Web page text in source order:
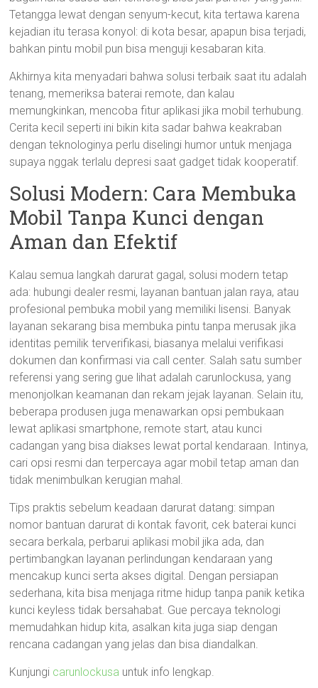
Tetangga lewat dengan senyum-kecut, kita tertawa karena
kejadian itu terasa konyol: di kota besar, apapun bisa terjadi,
bahkan pintu mobil pun bisa menguji kesabaran kita.
Akhirnya kita menyadari bahwa solusi terbaik saat itu adalah
tenang, memeriksa baterai remote, dan kalau
memungkinkan, mencoba fitur aplikasi jika mobil terhubung.
Cerita kecil seperti ini bikin kita sadar bahwa keakraban
dengan teknologinya perlu diselingi humor untuk menjaga
supaya nggak terlalu depresi saat gadget tidak kooperatif.
Solusi Modern: Cara Membuka
Mobil Tanpa Kunci dengan
Aman dan Efektif
Kalau semua langkah darurat gagal, solusi modern tetap
ada: hubungi dealer resmi, layanan bantuan jalan raya, atau
profesional pembuka mobil yang memiliki lisensi. Banyak
layanan sekarang bisa membuka pintu tanpa merusak jika
identitas pemilik terverifikasi, biasanya melalui verifikasi
dokumen dan konfirmasi via call center. Salah satu sumber
referensi yang sering gue lihat adalah carunlockusa, yang
menonjolkan keamanan dan rekam jejak layanan. Selain itu,
beberapa produsen juga menawarkan opsi pembukaan
lewat aplikasi smartphone, remote start, atau kunci
cadangan yang bisa diakses lewat portal kendaraan. Intinya,
cari opsi resmi dan terpercaya agar mobil tetap aman dan
tidak menimbulkan kerugian mahal.
Tips praktis sebelum keadaan darurat datang: simpan
nomor bantuan darurat di kontak favorit, cek baterai kunci
secara berkala, perbarui aplikasi mobil jika ada, dan
pertimbangkan layanan perlindungan kendaraan yang
mencakup kunci serta akses digital. Dengan persiapan
sederhana, kita bisa menjaga ritme hidup tanpa panik ketika
kunci keyless tidak bersahabat. Gue percaya teknologi
memudahkan hidup kita, asalkan kita juga siap dengan
rencana cadangan yang jelas dan bisa diandalkan.
Kunjungi carunlockusa untuk info lengkap.